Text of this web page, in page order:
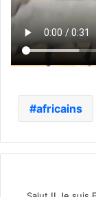
africains